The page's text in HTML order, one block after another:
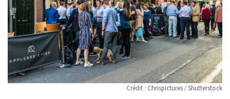
Crédit : Chrispictures / Shutterstock